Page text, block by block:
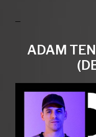
ADAM